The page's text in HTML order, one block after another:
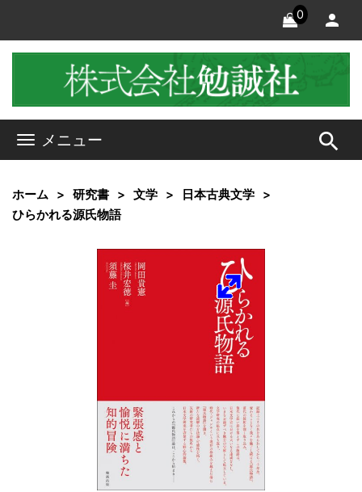
0
メニュー search
ホーム 研究書 文学
日本古典文学
ひらかれる源氏物語